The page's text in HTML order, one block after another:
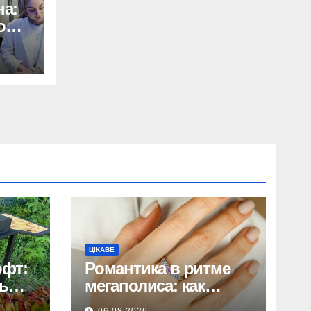
ЦІКАВЕ
Романтика в ритме
мегаполиса: как
сделать идеальный